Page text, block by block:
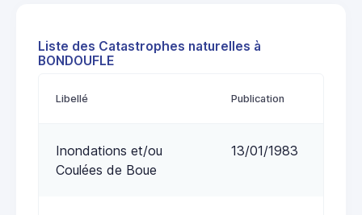
Liste des Catastrophes naturelles à
BONDOUFLE
Libellé Publication
Inondations et/ou
Coulées de Boue
13/01/1983